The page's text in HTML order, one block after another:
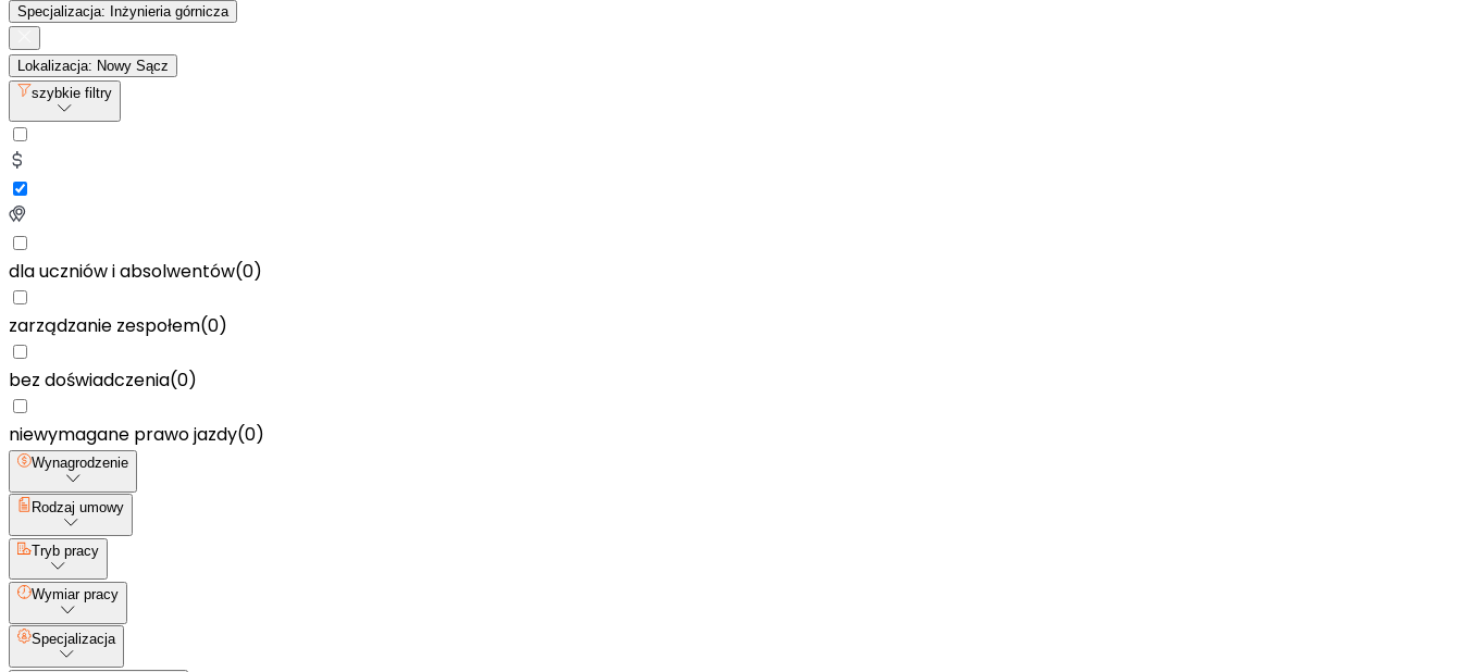
Specjalizacja: Inżynieria górnicza
Lokalizacja: Nowy Sącz
szybkie filtry
dla uczniów i absolwentów(0)
zarządzanie zespołem(0)
bez doświadczenia(0)
niewymagane prawo jazdy(0)
Wynagrodzenie
Rodzaj umowy
Tryb pracy
Wymiar pracy
Specjalizacja